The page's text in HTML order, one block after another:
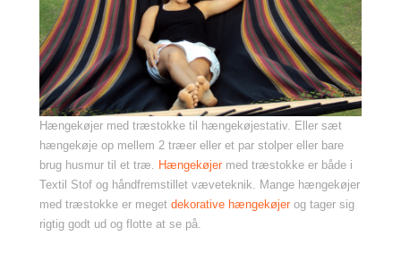
Hængekøjer med træstokke til hængekøjestativ. Eller sæt
hængekøje op mellem 2 træer eller et par stolper eller bare
brug husmur til et træ. Hængekøjer med træstokke er både i
Textil Stof og håndfremstillet væveteknik. Mange hængekøjer
med træstokke er meget dekorative hængekøjer og tager sig
rigtig godt ud og flotte at se på.